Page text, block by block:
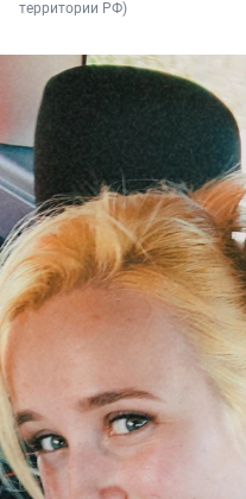
территории РФ)